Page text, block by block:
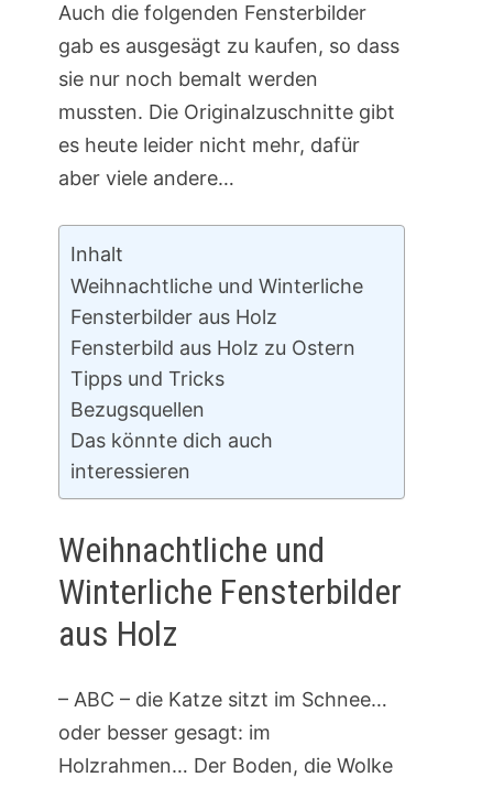
Auch die folgenden Fensterbilder
gab es ausgesägt zu kaufen, so dass
sie nur noch bemalt werden
mussten. Die Originalzuschnitte gibt
es heute leider nicht mehr, dafür
aber viele andere…
Inhalt
Weihnachtliche und Winterliche
Fensterbilder aus Holz
Fensterbild aus Holz zu Ostern
Tipps und Tricks
Bezugsquellen
Das könnte dich auch
interessieren
Weihnachtliche und
Winterliche Fensterbilder
aus Holz
– ABC – die Katze sitzt im Schnee…
oder besser gesagt: im
Holzrahmen… Der Boden, die Wolke